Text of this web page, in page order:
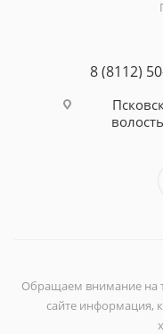
8 (8112)
Обращаем внимание на
сайте информация,